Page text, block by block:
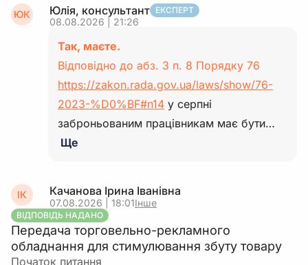
ЮК Юлія, консультант ЕКСПЕРТ
08.08.2026 | 21:26
Так, маєте.
Відповідно до абз. 3 п. 8 Порядку 76
https://zakon.rada.gov.ua/laws/show/76-
2023-%D0%BF#n14 у серпні
заброньованим працівникам має бути…
Ще
ІК Качанова Ірина Іванівна
07.08.2026 | 18:01Інше
ВІДПОВІДЬ НАДАНО
Передача торговельно-рекламного
обладнання для стимулювання збуту товару
Початок питання